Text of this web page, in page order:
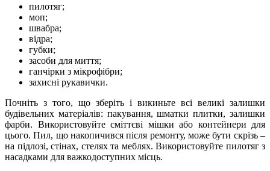
пилотяг;
моп;
швабра;
відра;
губки;
засоби для миття;
ганчірки з мікрофібри;
захисні рукавички.
Почніть з того, що зберіть і викиньте всі великі залишки
будівельних матеріалів: пакування, шматки плитки, залишки
фарби. Використовуйте сміттєві мішки або контейнери для
цього. Пил, що накопичився після ремонту, може бути скрізь –
на підлозі, стінах, стелях та меблях. Використовуйте пилотяг з
насадками для важкодоступних місць.